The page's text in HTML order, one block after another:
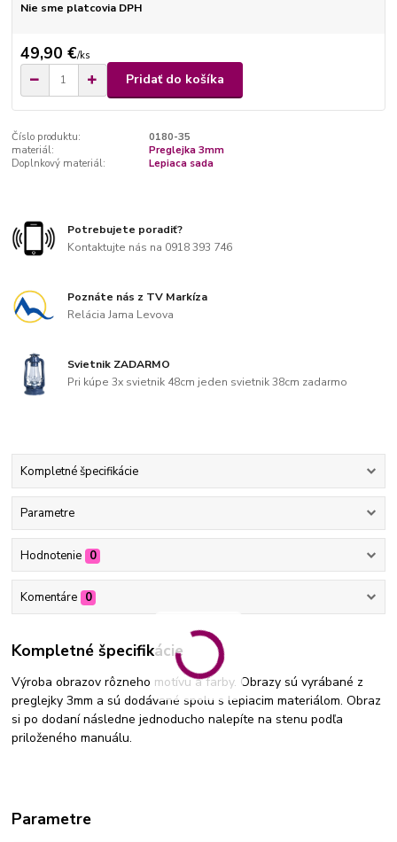
Nie sme platcovia DPH
49,90 €/ks
Pridať do košíka
Číslo produktu:
0180-35
materiál:
Preglejka 3mm
Doplnkový materiál:
Lepiaca sada
Potrebujete poradiť?
Kontaktujte nás na 0918 393 746
Poznáte nás z TV Markíza
Relácia Jama Levova
Svietnik ZADARMO
Pri kúpe 3x svietnik 48cm jeden svietnik 38cm zadarmo
Kompletné špecifikácie
Parametre
Hodnotenie 0
Komentáre 0
Kompletné špecifikácie
Výroba obrazov rôzneho motívu a farby. Obrazy sú vyrábané z
preglejky 3mm a sú dodávané spolu s lepiacim materiálom. Obraz
si po dodaní následne jednoducho nalepíte na stenu podľa
priloženého manuálu.
Parametre